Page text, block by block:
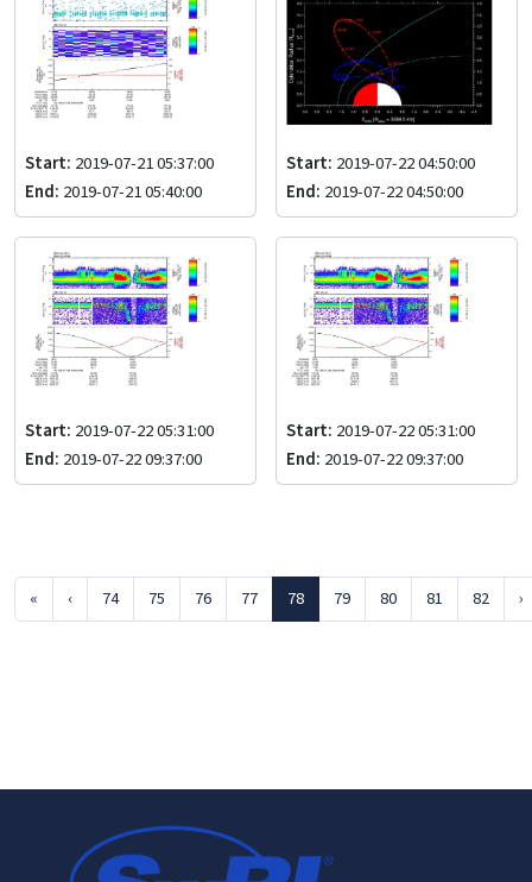
Start: 2019-07-21 05:37:00
End: 2019-07-21 05:40:00
Start: 2019-07-22 04:50:00
End: 2019-07-22 04:50:00
Start: 2019-07-22 05:31:00
End: 2019-07-22 09:37:00
Start: 2019-07-22 05:31:00
End: 2019-07-22 09:37:00
« ‹ 74 75 76 77 78 79 80 81 82 ›